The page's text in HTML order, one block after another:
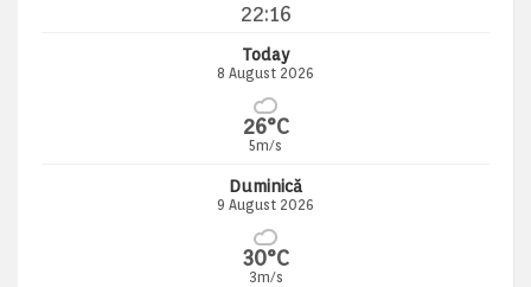
22:16
Today
8 August 2026
26°C
5m/s
Duminică
9 August 2026
30°C
3m/s